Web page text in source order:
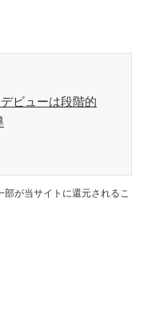
ビューは段階的
が当サイトに還元されるこ